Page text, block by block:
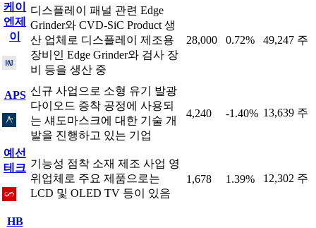
케이
엔제
이
디스플레이 패널 관련 Edge
Grinder와 CVD-SiC Product 생
산 업체로 디스플레이 제조용
장비인 Edge Grinder와 검사 장
비 등을 생산 중
28,000 0.72% 49,247 주
APS 신규 사업으로 소형 유기 발광
다이오드 증착 공정에 사용되
는 섀도마스크에 대한 기술 개
발을 진행하고 있는 기업
4,240 -1.40% 13,639 주
예선
테크 기능성 점착 소재 제조 사업 영
위업체로 주요 제품으로는
LCD 및 OLED TV 등이 있음
1,678 1.39% 12,302 주
HB